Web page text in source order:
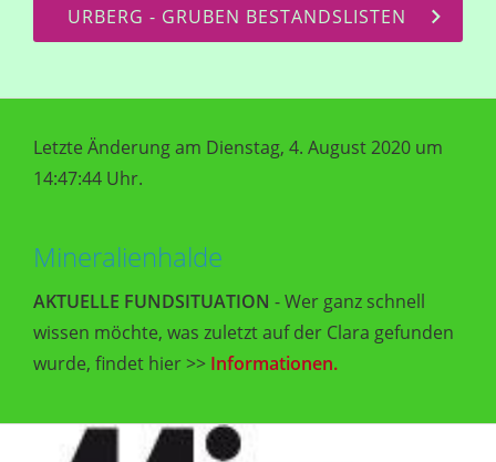
URBERG - GRUBEN BESTANDSLISTEN
Letzte Änderung am Dienstag, 4. August 2020 um
14:47:44 Uhr.
Mineralienhalde
AKTUELLE FUNDSITUATION - Wer ganz schnell
wissen möchte, was zuletzt auf der Clara gefunden
wurde, findet hier >> Informationen.